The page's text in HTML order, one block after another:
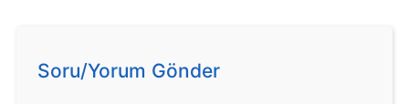
Soru/Yorum Gönder